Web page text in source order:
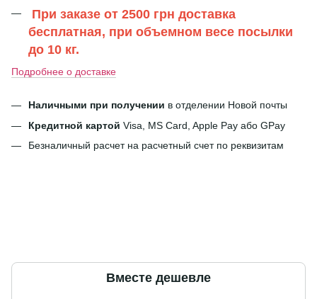
При заказе от 2500 грн доставка
бесплатная, при объемном весе посылки
до 10 кг.
Подробнее о доставке
Наличными при получении в отделении Новой почты
Кредитной картой Visa, MS Card, Apple Pay або GPay
Безналичный расчет на расчетный счет по реквизитам
Вместе дешевле